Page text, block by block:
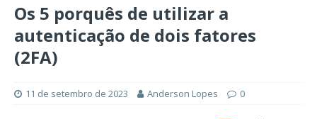
Os 5 porquês de utilizar a
autenticação de dois fatores
(2FA)
11 de setembro de 2023 Anderson Lopes 0